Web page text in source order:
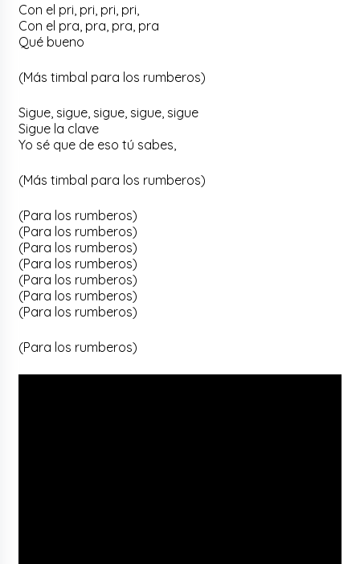
Con el pri, pri, pri, pri,
Con el pra, pra, pra, pra
Qué bueno
(Más timbal para los rumberos)
Sigue, sigue, sigue, sigue, sigue
Sigue la clave
Yo sé que de eso tú sabes,
(Más timbal para los rumberos)
(Para los rumberos)
(Para los rumberos)
(Para los rumberos)
(Para los rumberos)
(Para los rumberos)
(Para los rumberos)
(Para los rumberos)
(Para los rumberos)